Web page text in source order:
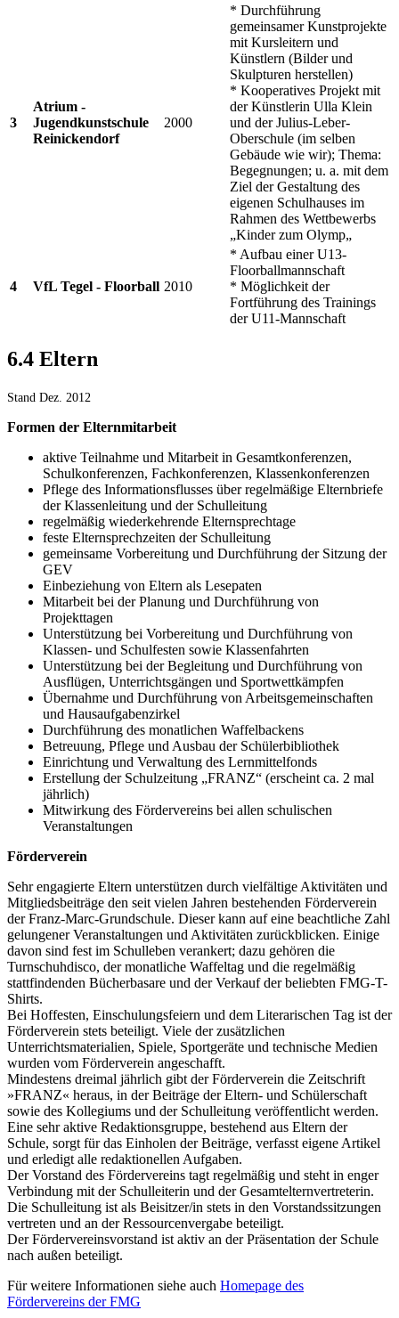
3
Atrium -
Jugendkunstschule
Reinickendorf
2000
* Durchführung
gemeinsamer Kunstprojekte
mit Kursleitern und
Künstlern (Bilder und
Skulpturen herstellen)
* Kooperatives Projekt mit
der Künstlerin Ulla Klein
und der Julius-Leber-
Oberschule (im selben
Gebäude wie wir); Thema:
Begegnungen; u. a. mit dem
Ziel der Gestaltung des
eigenen Schulhauses im
Rahmen des Wettbewerbs
„Kinder zum Olymp„
4 VfL Tegel - Floorball 2010
* Aufbau einer U13-
Floorballmannschaft
* Möglichkeit der
Fortführung des Trainings
der U11-Mannschaft
6.4 Eltern
Stand Dez. 2012
Formen der Elternmitarbeit
aktive Teilnahme und Mitarbeit in Gesamtkonferenzen,
Schulkonferenzen, Fachkonferenzen, Klassenkonferenzen
Pflege des Informationsflusses über regelmäßige Elternbriefe
der Klassenleitung und der Schulleitung
regelmäßig wiederkehrende Elternsprechtage
feste Elternsprechzeiten der Schulleitung
gemeinsame Vorbereitung und Durchführung der Sitzung der
GEV
Einbeziehung von Eltern als Lesepaten
Mitarbeit bei der Planung und Durchführung von
Projekttagen
Unterstützung bei Vorbereitung und Durchführung von
Klassen- und Schulfesten sowie Klassenfahrten
Unterstützung bei der Begleitung und Durchführung von
Ausflügen, Unterrichtsgängen und Sportwettkämpfen
Übernahme und Durchführung von Arbeitsgemeinschaften
und Hausaufgabenzirkel
Durchführung des monatlichen Waffelbackens
Betreuung, Pflege und Ausbau der Schülerbibliothek
Einrichtung und Verwaltung des Lernmittelfonds
Erstellung der Schulzeitung „FRANZ“ (erscheint ca. 2 mal
jährlich)
Mitwirkung des Fördervereins bei allen schulischen
Veranstaltungen
Förderverein
Sehr engagierte Eltern unterstützen durch vielfältige Aktivitäten und
Mitgliedsbeiträge den seit vielen Jahren bestehenden Förderverein
der Franz-Marc-Grundschule. Dieser kann auf eine beachtliche Zahl
gelungener Veranstaltungen und Aktivitäten zurückblicken. Einige
davon sind fest im Schulleben verankert; dazu gehören die
Turnschuhdisco, der monatliche Waffeltag und die regelmäßig
stattfindenden Bücherbasare und der Verkauf der beliebten FMG-T-
Shirts.
Bei Hoffesten, Einschulungsfeiern und dem Literarischen Tag ist der
Förderverein stets beteiligt. Viele der zusätzlichen
Unterrichtsmaterialien, Spiele, Sportgeräte und technische Medien
wurden vom Förderverein angeschafft.
Mindestens dreimal jährlich gibt der Förderverein die Zeitschrift
»FRANZ« heraus, in der Beiträge der Eltern- und Schülerschaft
sowie des Kollegiums und der Schulleitung veröffentlicht werden.
Eine sehr aktive Redaktionsgruppe, bestehend aus Eltern der
Schule, sorgt für das Einholen der Beiträge, verfasst eigene Artikel
und erledigt alle redaktionellen Aufgaben.
Der Vorstand des Fördervereins tagt regelmäßig und steht in enger
Verbindung mit der Schulleiterin und der Gesamtelternvertreterin.
Die Schulleitung ist als Beisitzer/in stets in den Vorstandssitzungen
vertreten und an der Ressourcenvergabe beteiligt.
Der Fördervereinsvorstand ist aktiv an der Präsentation der Schule
nach außen beteiligt.
Für weitere Informationen siehe auch Homepage des
Fördervereins der FMG